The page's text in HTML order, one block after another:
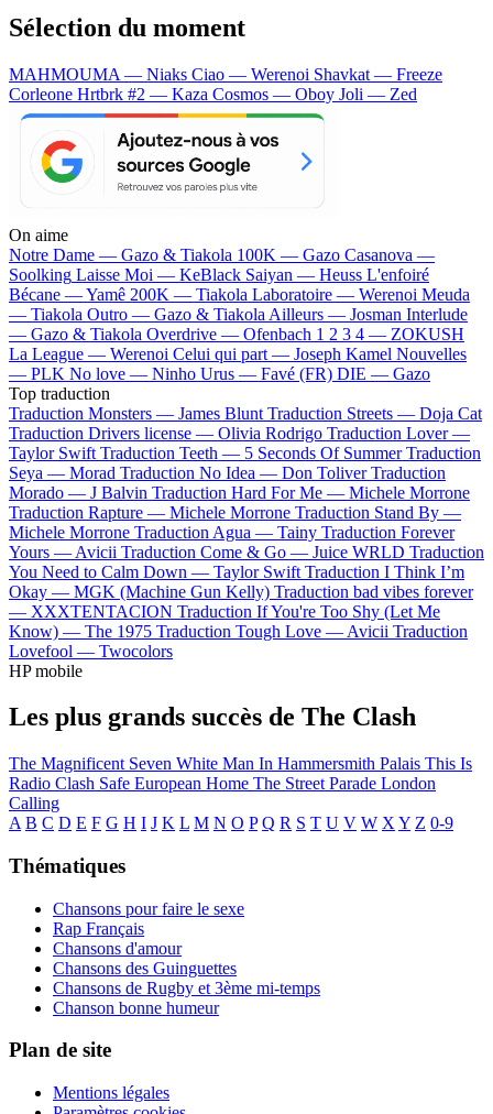
Sélection du moment
MAHMOUMA — Niaks Ciao — Werenoi Shavkat — Freeze
Corleone Hrtbrk #2 — Kaza Cosmos — Oboy Joli — Zed
On aime
Notre Dame — Gazo & Tiakola 100K — Gazo Casanova —
Soolking Laisse Moi — KeBlack Saiyan — Heuss L'enfoiré
Bécane —Yamê 200K — Tiakola Laboratoire — Werenoi Meuda
— Tiakola Outro — Gazo & Tiakola Ailleurs — Josman Interlude
— Gazo & Tiakola Overdrive — Ofenbach 1 2 3 4 — ZOKUSH
La League — Werenoi Celui qui part — Joseph Kamel Nouvelles
— PLK No love — Ninho Urus — Favé (FR) DIE — Gazo
Top traduction
Traduction Monsters — James Blunt Traduction Streets — Doja Cat
Traduction Drivers license — Olivia Rodrigo Traduction Lover —
Taylor Swift Traduction Teeth — 5 Seconds Of Summer Traduction
Seya — Morad Traduction No Idea — Don Toliver Traduction
Morado — J Balvin Traduction Hard For Me — Michele Morrone
Traduction Rapture — Michele Morrone Traduction Stand By —
Michele Morrone Traduction Agua — Tainy Traduction Forever
Yours — Avicii Traduction Come & Go — Juice WRLD Traduction
You Need to Calm Down — Taylor Swift Traduction I Think I’m
Okay — MGK (Machine Gun Kelly) Traduction bad vibes forever
— XXXTENTACION Traduction If You're Too Shy (Let Me
Know) — The 1975 Traduction Tough Love — Avicii Traduction
Lovefool — Twocolors
HP mobile
Les plus grands succès de The Clash
The Magnificent Seven White Man In Hammersmith Palais This Is
Radio Clash Safe European Home The Street Parade London
Calling
A B C D E F G H I J K L M N O P Q R S T U V W X Y Z 0-9
Thématiques
Chansons pour faire le sexe
Rap Français
Chansons d'amour
Chansons des Guinguettes
Chansons de Rugby et 3ème mi-temps
Chanson bonne humeur
Plan de site
Mentions légales